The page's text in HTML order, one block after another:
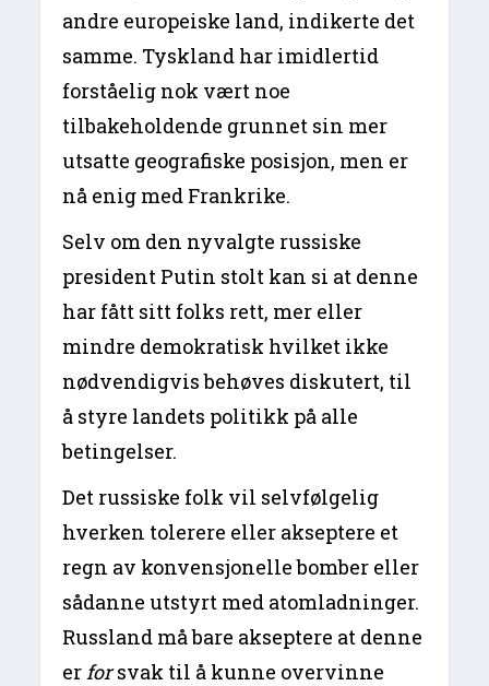
andre europeiske land, indikerte det
samme. Tyskland har imidlertid
forståelig nok vært noe
tilbakeholdende grunnet sin mer
utsatte geografiske posisjon, men er
nå enig med Frankrike.
Selv om den nyvalgte russiske
president Putin stolt kan si at denne
har fått sitt folks rett, mer eller
mindre demokratisk hvilket ikke
nødvendigvis behøves diskutert, til
å styre landets politikk på alle
betingelser.
Det russiske folk vil selvfølgelig
hverken tolerere eller akseptere et
regn av konvensjonelle bomber eller
sådanne utstyrt med atomladninger.
Russland må bare akseptere at denne
er forsvak til å kunne overvinne